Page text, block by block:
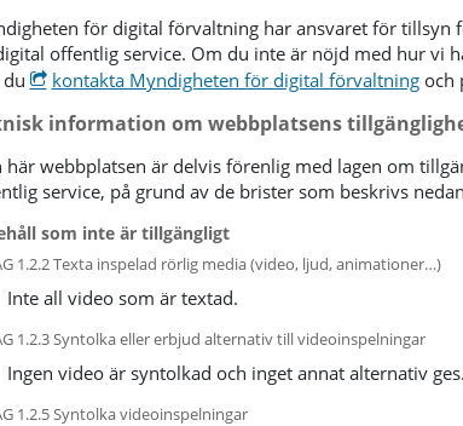
för digital förvaltning har ansvaret för tillsyn
offentlig service. Om du inte är nöjd med hur vi
kontakta Myndigheten för digital förvaltningoch
information om webbplatsens
här webbplatsen är delvis förenlig med lagen om
service, på grund av de brister som beskrivs
som inte är tillgängligt
1.2.2 Texta inspelad rörlig media (video, ljud, animationer…)
Inte all video som är textad.
1.2.3 Syntolka eller erbjud alternativ till videoinspelningar
Ingen video är syntolkad och inget annat alternativ ges.
1.2.5 Syntolka videoinspelningar